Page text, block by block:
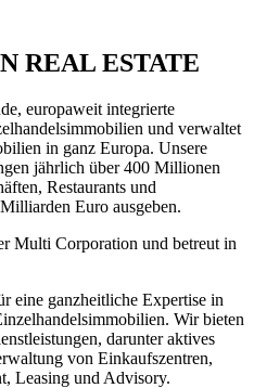
REAL ESTATE
europaweit integrierte
und verwaltet
in ganz Europa. Unsere
jährlich über 400 Millionen
Restaurants und
Euro ausgeben.
Multi Corporation und betreut in
eine ganzheitliche Expertise in
Wir bieten
darunter aktives
von Einkaufszentren,
Leasing und Advisory.